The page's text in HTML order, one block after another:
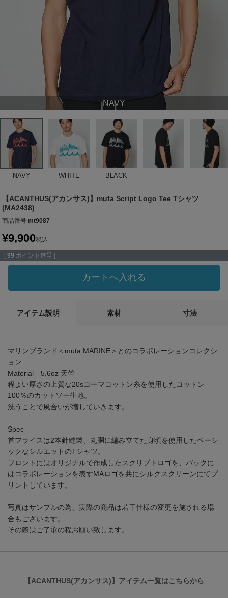
NAVY
NAVY WHITE BLACK
【ACANTHUS(アカンサス)】muta Script Logo Tee Tシャツ
(MA2438)
商品番号 mt9087
¥9,900税込
[ 99 ポイント進呈 ]
カートへ入れる
アイテム説明 素材 寸法
マリンブランド＜muta MARINE＞とのコラボレーションコレクシ
ョン
Material 5.6oz 天竺
程よい厚さの上質な20sコーマコットン糸を使用したコットン
100％のカットソー生地。
洗うことで風合いが増していきます。
Spec
首フライスは2本針縫製、丸胴に編み立てた身頃を使用したベーシ
ックなシルエットのTシャツ。
フロントにはオリジナルで作成したスクリプトロゴを、バックに
はコラボレーションを表すMAロゴを共にシルクスクリーンにてプ
リントしています。
写真はサンプルの為、実際の商品は若干仕様の変更を施される場
合もございます。
その際はご了承の程お願い致します。
【ACANTHUS(アカンサス)】アイテム一覧はこちらから